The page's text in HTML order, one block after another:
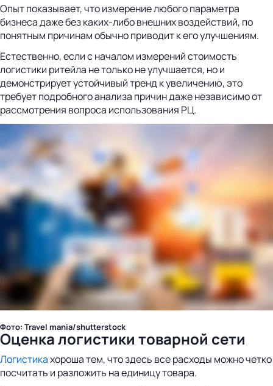
Опыт показывает, что измерение любого параметра
бизнеса даже без каких-либо внешних воздействий, по
понятным причинам обычно приводит к его улучшениям.
Естественно, если с началом измерений стоимость
логистики ритейла не только не улучшается, но и
демонстрирует устойчивый тренд к увеличению, это
требует подробного анализа причин даже независимо от
рассмотрения вопроса использования РЦ.
Фото: Travel mania/shutterstock
Оценка логистики товарной сети
Логистикахороша тем, что здесь все расходы можно четко
посчитать и разложить на единицу товара.